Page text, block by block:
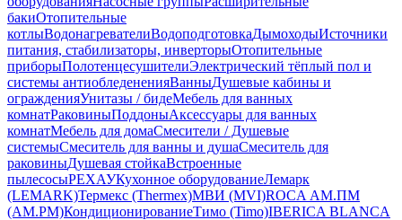
бакиОтопительные
котлыВодонагревателиВодоподготовкаДымоходыИсточники
питания, стабилизаторы, инверторыОтопительные
приборыПолотенцесушителиЭлектрический тёплый пол и
системы антиобледененияВанныДушевые кабины и
огражденияУнитазы / бидеМебель для ванных
комнатРаковиныПоддоныАксессуары для ванных
комнатМебель для домаСмесители / Душевые
системыСмеситель для ванны и душаСмеситель для
раковиныДушевая стойкаВстроенные
пылесосыРЕХАУКухонное оборудованиеЛемарк
(LEMARK)Термекс (Thermex)МВИ (MVI)ROCA АМ.ПМ
(AM.PM)КондиционированиеТимо (Timo)IBERICA BLANCA